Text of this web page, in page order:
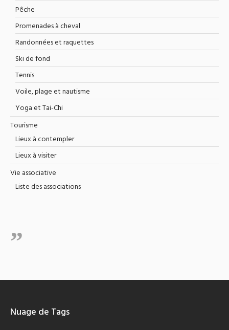
Pêche
Promenades à cheval
Randonnées et raquettes
Ski de fond
Tennis
Voile, plage et nautisme
Yoga et Tai-Chi
Tourisme
Lieux à contempler
Lieux à visiter
Vie associative
Liste des associations
Nuage de Tags